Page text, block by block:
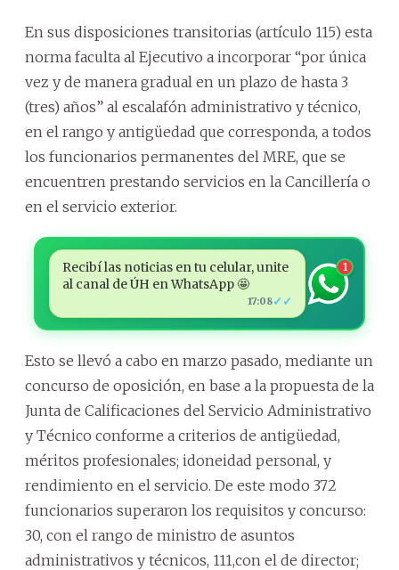
En sus disposiciones transitorias (artículo 115) esta
norma faculta al Ejecutivo a incorporar “por única
vez y de manera gradual en un plazo de hasta 3
(tres) años” al escalafón administrativo y técnico,
en el rango y antigüedad que corresponda, a todos
los funcionarios permanentes del MRE, que se
encuentren prestando servicios en la Cancillería o
en el servicio exterior.
Recibí las noticias en tu celular, unite
al canal de ÚH en WhatsApp 🤩
17:08✓✓
1
Esto se llevó a cabo en marzo pasado, mediante un
concurso de oposición, en base a la propuesta de la
Junta de Calificaciones del Servicio Administrativo
y Técnico conforme a criterios de antigüedad,
méritos profesionales; idoneidad personal, y
rendimiento en el servicio. De este modo 372
funcionarios superaron los requisitos y concurso:
30, con el rango de ministro de asuntos
administrativos y técnicos, 111,con el de director;